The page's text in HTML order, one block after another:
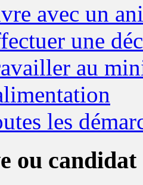
avec un
une
au
les
ou candidat